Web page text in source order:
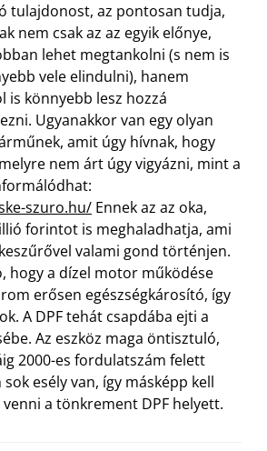
tulajdonost, az pontosan tudja,
nem csak az az egyik előnye,
lehet megtankolni (s nem is
vele elindulni), hanem
könnyebb lesz hozzá
Ugyanakkor van egy olyan
amit úgy hívnak, hogy
nem árt úgy vigyázni, mint a
szuro.hu/ Ennek az az oka,
forintot is meghaladhatja, ami
valami gond történjen.
hogy a dízel motor működése
erősen egészségkárosító, így
A DPF tehát csapdába ejti a
Az eszköz maga öntisztuló,
2000-es fordulatszám felett
esély van, így másképp kell
a tönkrement DPF helyett.